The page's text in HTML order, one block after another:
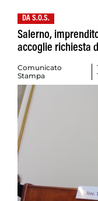
DA S.O.S.
Salerno,
accoglie richiesta
Comunicato
Stampa